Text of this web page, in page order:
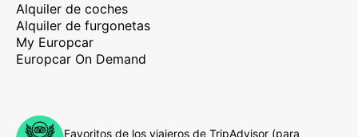
Alquiler de coches
Alquiler de furgonetas
My Europcar
Europcar On Demand
Favoritos de los viajeros de TripAdvisor (para